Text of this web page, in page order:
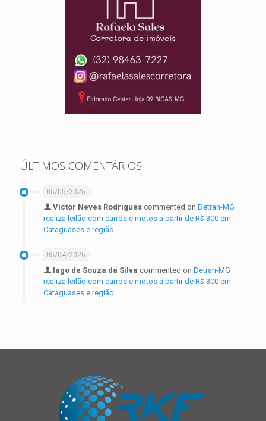
ÚLTIMOS COMENTÁRIOS
05/05/2026
Victor Neves Rodrigues commented on Detran-MG
realiza leilão com carros e motos a partir de R$ 300 em
Cataguases e região.
05/04/2026
Iago de Souza da Silva commented on Detran-MG
realiza leilão com carros e motos a partir de R$ 300 em
Cataguases e região.